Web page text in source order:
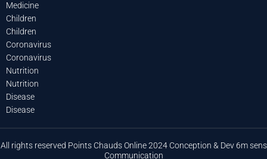
Medicine
Children
Children
Coronavirus
Coronavirus
Nutrition
Nutrition
Disease
Disease
All rights reserved Points Chauds Online 2024 Conception & Dev 6m sens
Communication